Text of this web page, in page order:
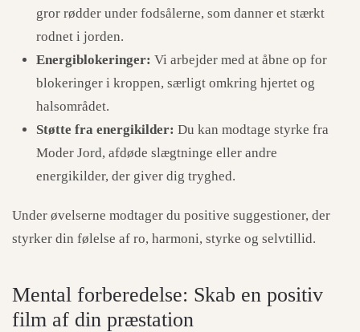
gror rødder under fodsålerne, som danner et stærkt
rodnet i jorden.
Energiblokeringer: Vi arbejder med at åbne op for
blokeringer i kroppen, særligt omkring hjertet og
halsområdet.
Støtte fra energikilder: Du kan modtage styrke fra
Moder Jord, afdøde slægtninge eller andre
energikilder, der giver dig tryghed.
Under øvelserne modtager du positive suggestioner, der
styrker din følelse af ro, harmoni, styrke og selvtillid.
Mental forberedelse: Skab en positiv
film af din præstation